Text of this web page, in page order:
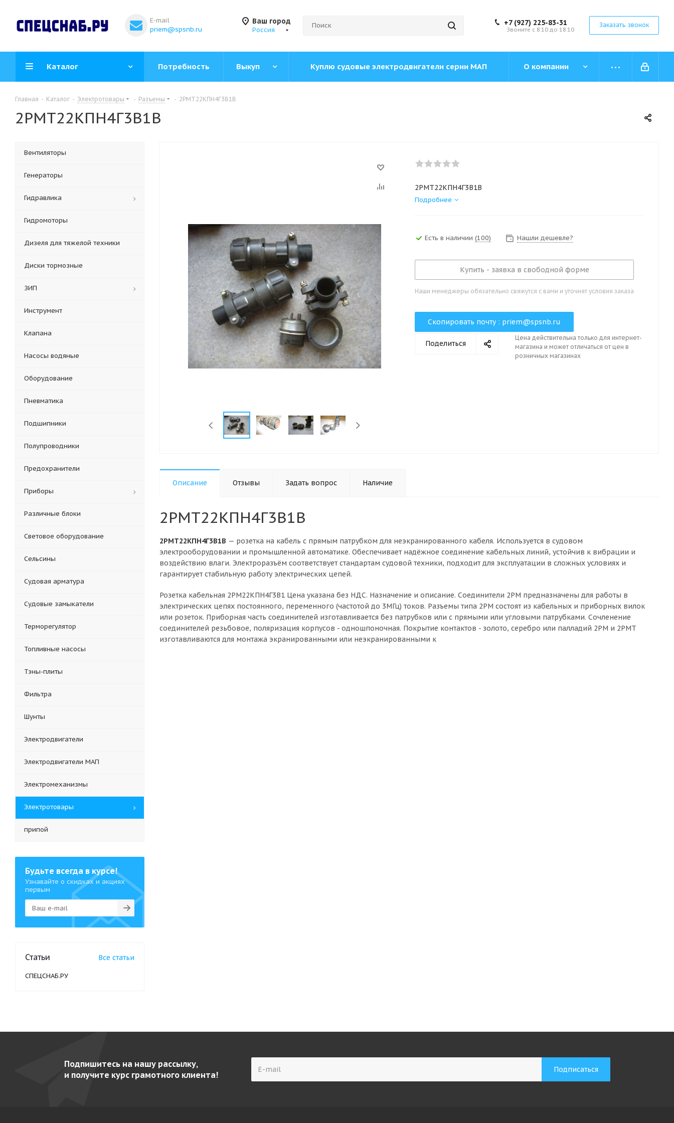
E-mail
priem@spsnb.ru
Ваш город
Россия
+7 (927) 225-83-31
Звоните с 8:10 до 18:10
Заказать звонок
Каталог Потребность Выкуп Куплю судовые электродвигатели серии МАП О компании
Главная - Каталог - Электротовары - Разъемы - 2РМТ22КПН4Г3В1В
2РМТ22КПН4Г3В1В
2РМТ22КПН4Г3В1В
Подробнее
Есть в наличии (100) Нашли дешевле?
Купить - заявка в свободной форме
Наши менеджеры обязательно свяжутся с вами и уточнят условия заказа
Скопировать почту : priem@spsnb.ru
Поделиться
Цена действительна только для интернет-
магазина и может отличаться от цен в
розничных магазинах
Описание Отзывы Задать вопрос Наличие
2РМТ22КПН4Г3В1В
2РМТ22КПН4Г3В1В — розетка на кабель с прямым патрубком для неэкранированного кабеля. Используется в судовом
электрооборудовании и промышленной автоматике. Обеспечивает надёжное соединение кабельных линий, устойчив к вибрации и
воздействию влаги. Электроразъём соответствует стандартам судовой техники, подходит для эксплуатации в сложных условиях и
гарантирует стабильную работу электрических цепей.
Розетка кабельная 2РМ22КПН4Г3В1 Цена указана без НДС. Назначение и описание. Соединители 2РМ предназначены для работы в
электрических цепях постоянного, переменного (частотой до 3МГц) токов. Разъемы типа 2РМ состоят из кабельных и приборных вилок
или розеток. Приборная часть соединителей изготавливается без патрубков или с прямыми или угловыми патрубками. Сочленение
соединителей резьбовое, поляризация корпусов - одношпоночная. Покрытие контактов - золото, серебро или палладий 2РМ и 2РМТ
изготавливаются для монтажа экранированными или неэкранированными к
Вентиляторы
Генераторы
Гидравлика
Гидромоторы
Дизеля для тяжелой техники
Диски тормозные
ЗИП
Инструмент
Клапана
Насосы водяные
Оборудование
Пневматика
Подшипники
Полупроводники
Предохранители
Приборы
Различные блоки
Световое оборудование
Сельсины
Судовая арматура
Судовые замыкатели
Терморегулятор
Топливные насосы
Тэны-плиты
Фильтра
Шунты
Электродвигатели
Электродвигатели МАП
Электромеханизмы
Электротовары
припой
Будьте всегда в курсе!
Узнавайте о скидках и акциях
первым
Статьи Все статьи
СПЕЦСНАБ.РУ
Подпишитесь на нашу рассылку,
и получите курс грамотного клиента!